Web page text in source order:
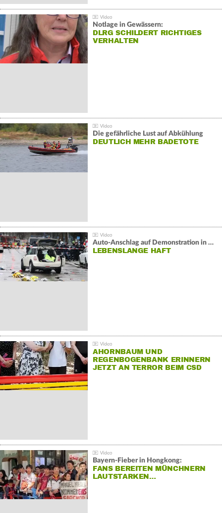
Notlage in Gewässern:
DLRG SCHILDERT RICHTIGES
VERHALTEN
Die gefährliche Lust auf Abkühlung
DEUTLICH MEHR BADETOTE
Auto-Anschlag auf Demonstration in München:
LEBENSLANGE HAFT
AHORNBAUM UND
REGENBOGENBANK ERINNERN
JETZT AN TERROR BEIM CSD
Bayern-Fieber in Hongkong:
FANS BEREITEN MÜNCHNERN
LAUTSTARKEN…